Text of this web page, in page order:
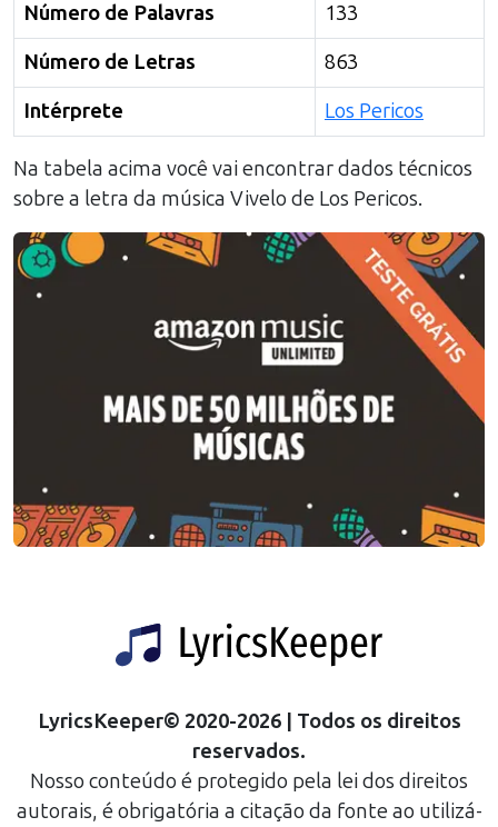
Número de Palavras
133
Número de Letras
863
Intérprete
Los Pericos
Na tabela acima você vai encontrar dados técnicos
sobre a letra da música Vivelo de Los Pericos.
LyricsKeeper© 2020-2026| Todos os direitos
reservados.
Nosso conteúdo é protegido pela lei dos direitos
autorais, é obrigatória a citação da fonte ao utilizá-